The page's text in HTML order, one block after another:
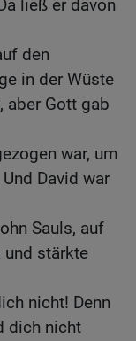
ließ er davon
den
in der Wüste
aber Gott gab
war, um
David war
Sauls, auf
und stärkte
nicht! Denn
dich nicht